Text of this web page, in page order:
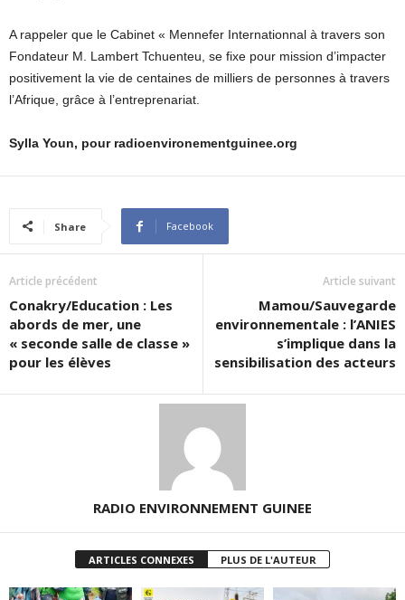
A rappeler que le Cabinet « Mennefer Internationnal à travers son
Fondateur M. Lambert Tchuenteu, se fixe pour mission d’impacter
positivement la vie de centaines de milliers de personnes à travers
l’Afrique, grâce à l’entreprenariat.
Sylla Youn, pour radioenvironementguinee.org
Share Facebook
Article précédent
Conakry/Education : Les
abords de mer, une
« seconde salle de classe »
pour les élèves
Article suivant
Mamou/Sauvegarde
environnementale : l’ANIES
s’implique dans la
sensibilisation des acteurs
RADIO ENVIRONNEMENT GUINEE
ARTICLES CONNEXES PLUS DE L'AUTEUR